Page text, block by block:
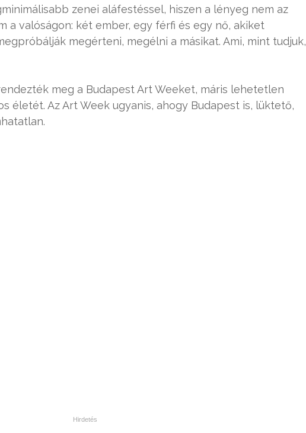
zenei aláfestéssel, hiszen a lényeg nem az
a valóságon: két ember, egy férfi és egy nő, akiket
megérteni, megélni a másikat. Ami, mint tudjuk,
meg a Budapest Art Weeket, máris lehetetlen
életét. Az Art Week ugyanis, ahogy Budapest is, lüktető,